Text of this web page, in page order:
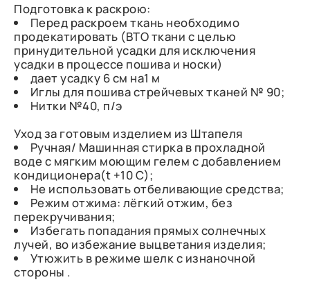
Подготовка к раскрою:
Перед раскроем ткань необходимо
продекатировать (ВТО ткани с целью
принудительной усадки для исключения
усадки в процессе пошива и носки)
дает усадку 6 см на1 м
Иглы для пошива стрейчевых тканей № 90;
Нитки №40, п/э
Уход за готовым изделием из Штапеля
Ручная/ Машинная стирка в прохладной
воде с мягким моющим гелем с добавлением
кондиционера(t +10 C);
Не использовать отбеливающие средства;
Режим отжима: лёгкий отжим, без
перекручивания;
Избегать попадания прямых солнечных
лучей, во избежание выцветания изделия;
Утюжить в режиме шелк с изнаночной
стороны .